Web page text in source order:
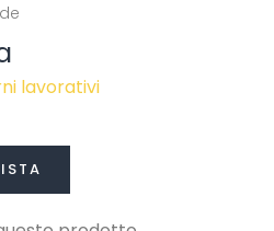
lavorativi